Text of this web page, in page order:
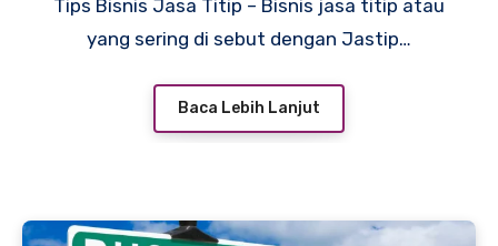
Tips Bisnis Jasa Titip – Bisnis jasa titip atau
yang sering di sebut dengan Jastip…
Baca Lebih Lanjut